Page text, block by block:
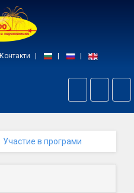
Контакти
на
Участие в програми